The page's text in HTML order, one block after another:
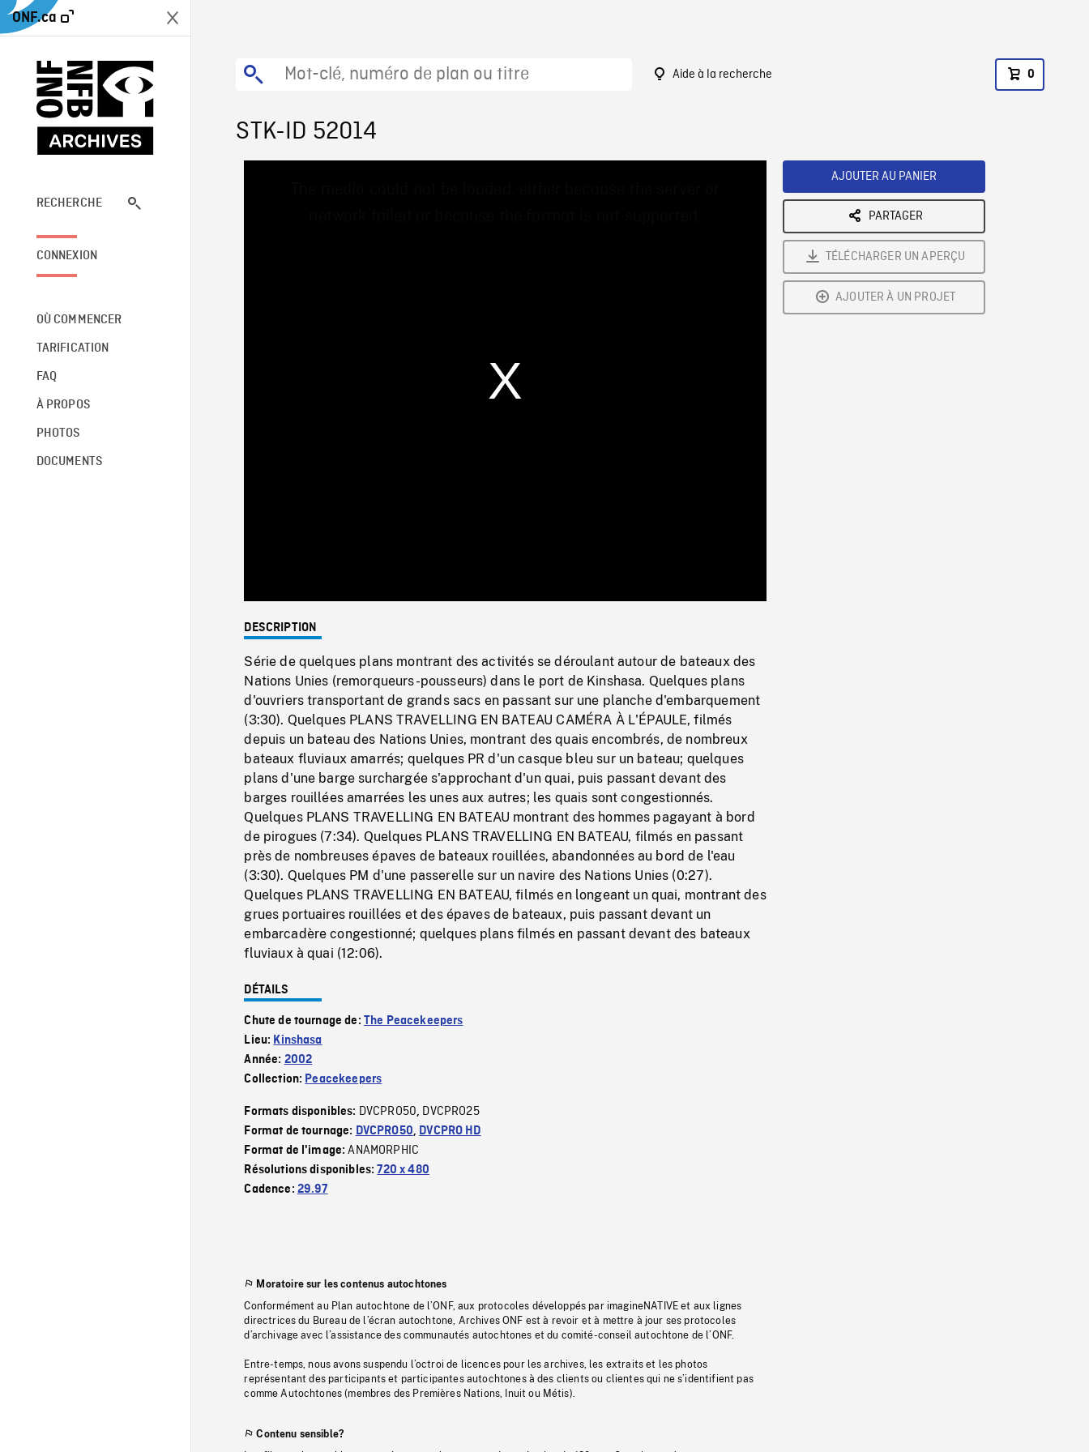
ONF.ca
RECHERCHE
CONNEXION
OÙ COMMENCER
TARIFICATION
FAQ
À PROPOS
PHOTOS
DOCUMENTS
Aide à la recherche 0
STK-ID 52014
0%
Rate
DESCRIPTION
Série de quelques plans montrant des activités se déroulant autour de bateaux des
Nations Unies (remorqueurs-pousseurs) dans le port de Kinshasa. Quelques plans
d'ouvriers transportant de grands sacs en passant sur une planche d'embarquement
(3:30). Quelques PLANS TRAVELLING EN BATEAU CAMÉRA À L'ÉPAULE, filmés
depuis un bateau des Nations Unies, montrant des quais encombrés, de nombreux
bateaux fluviaux amarrés; quelques PR d'un casque bleu sur un bateau; quelques
plans d'une barge surchargée s'approchant d'un quai, puis passant devant des
barges rouillées amarrées les unes aux autres; les quais sont congestionnés.
Quelques PLANS TRAVELLING EN BATEAU montrant des hommes pagayant à bord
de pirogues (7:34). Quelques PLANS TRAVELLING EN BATEAU, filmés en passant
près de nombreuses épaves de bateaux rouillées, abandonnées au bord de l'eau
(3:30). Quelques PM d'une passerelle sur un navire des Nations Unies (0:27).
Quelques PLANS TRAVELLING EN BATEAU, filmés en longeant un quai, montrant des
grues portuaires rouillées et des épaves de bateaux, puis passant devant un
embarcadère congestionné; quelques plans filmés en passant devant des bateaux
fluviaux à quai (12:06).
DÉTAILS
Chute de tournage de: The Peacekeepers
Lieu: Kinshasa
Année: 2002
Collection: Peacekeepers
Formats disponibles: DVCPRO50, DVCPRO25
Format de tournage: DVCPRO50, DVCPRO HD
Format de l'image:ANAMORPHIC
Résolutions disponibles:720 x 480
Cadence: 29.97
Moratoire sur les contenus autochtones
Conformément au Plan autochtone de l’ONF, aux protocoles développés par imagineNATIVE et aux lignes
directrices du Bureau de l’écran autochtone, Archives ONF est à revoir et à mettre à jour ses protocoles
d’archivage avec l’assistance des communautés autochtones et du comité-conseil autochtone de l’ONF.
Entre-temps, nous avons suspendu l’octroi de licences pour les archives, les extraits et les photos
représentant des participants et participantes autochtones à des clients ou clientes qui ne s’identifient pas
comme Autochtones (membres des Premières Nations, Inuit ou Métis).
Contenu sensible?
AJOUTER AU PANIER
PARTAGER
TÉLÉCHARGER UN APERÇU
AJOUTER À UN PROJET